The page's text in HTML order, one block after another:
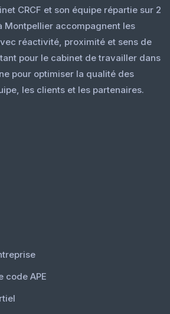
CRCF et son équipe répartie sur 2
Montpellier accompagnent les
réactivité, proximité et sens de
pour le cabinet de travailler dans
pour optimiser la qualité des
les clients et les partenaires.
code APE